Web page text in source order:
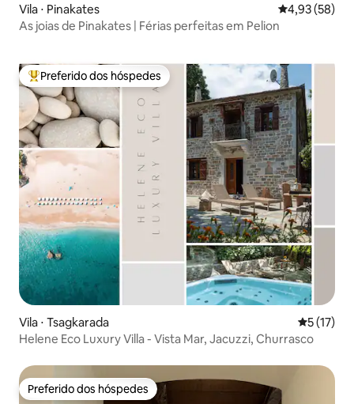
Vila ⋅ Pinakates 4,93 de uma
4,93 (58)
As joias de Pinakates | Férias perfeitas em Pelion
Entre os melhores preferidos dos hóspedes
Preferido dos hóspedes
Vila ⋅ Tsagkarada 5 de uma
5 (17)
Helene Eco Luxury Villa - Vista Mar, Jacuzzi, Churrasco
Preferido dos hóspedes
Preferido dos hóspedes